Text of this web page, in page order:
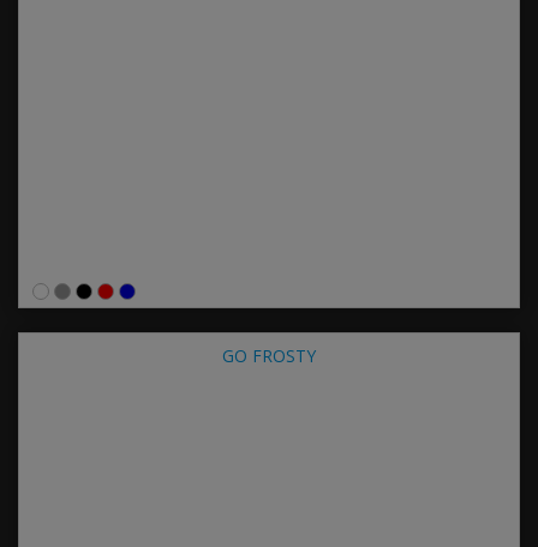
GO FROSTY